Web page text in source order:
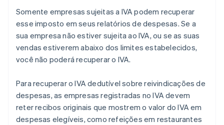
Somente empresas sujeitas a IVA podem recuperar
esse imposto em seus relatórios de despesas. Se a
sua empresa não estiver sujeita ao IVA, ou se as suas
vendas estiverem abaixo dos limites estabelecidos,
você não poderá recuperar o IVA.
Para recuperar o IVA dedutível sobre reivindicações de
despesas, as empresas registradas no IVA devem
reter recibos originais que mostrem o valor do IVA em
despesas elegíveis, como refeições em restaurantes